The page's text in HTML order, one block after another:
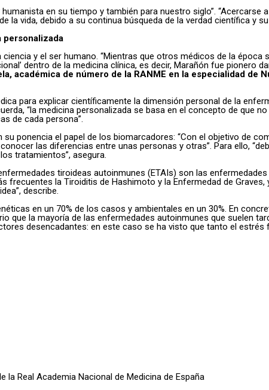
en su tiempo y también para nuestro siglo”. “Acercarse
la vida, debido a su continua búsqueda de la verdad científica y
personalizada
y el ser humano. “Mientras que otros médicos de la época
dentro de la medicina clínica, es decir, Marañón fue pionero
académica de número de la RANME en la especialidad de
para explicar científicamente la dimensión personal de la
“la medicina personalizada se basa en el concepto de que
de cada persona”.
ponencia el papel de los biomarcadores: “Con el objetivo de
las diferencias entre unas personas y otras”. Para ello,
tratamientos”, asegura.
tiroideas autoinmunes (ETAIs) son las
frecuentes la Tiroiditis de Hashimoto y la Enfermedad de
describe.
en un 70% de los casos y ambientales en un 30%. En
que la mayoría de las enfermedades autoinmunes que suelen
desencadantes: en este caso se ha visto que tanto el
Real Academia Nacional de Medicina de España